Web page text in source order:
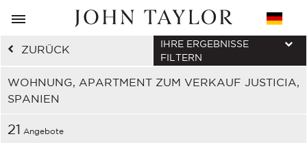
ZURÜCK
WOHNUNG, APARTMENT ZUM VERKAUF JUSTICIA,
SPANIEN
IHRE ERGEBNISSE
FILTERN
21 Angebote